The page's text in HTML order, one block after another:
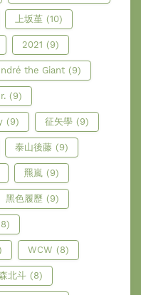
上坂堇 (10)
2021 (9)
the Giant (9)
(9)
(9) 征矢學 (9)
泰山後藤 (9)
羆嵐 (9)
黑色履歷 (9)
WCW (8)
北斗 (8)